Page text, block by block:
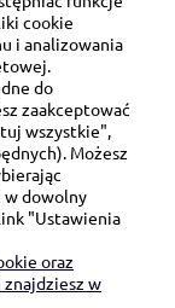
cookie
i analizowania
do
zaakceptować
wszystkie",
Możesz
w dowolny
"Ustawienia
oraz
znajdziesz w